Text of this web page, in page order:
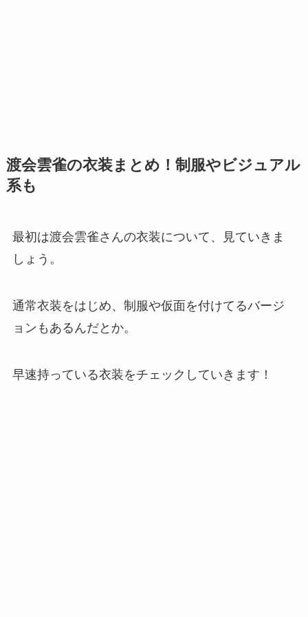
渡会雲雀の衣装まとめ！制服やビジュアル
系も
最初は渡会雲雀さんの衣装について、見ていきま
しょう。
通常衣装をはじめ、制服や仮面を付けてるバージ
ョンもあるんだとか。
早速持っている衣装をチェックしていきます！